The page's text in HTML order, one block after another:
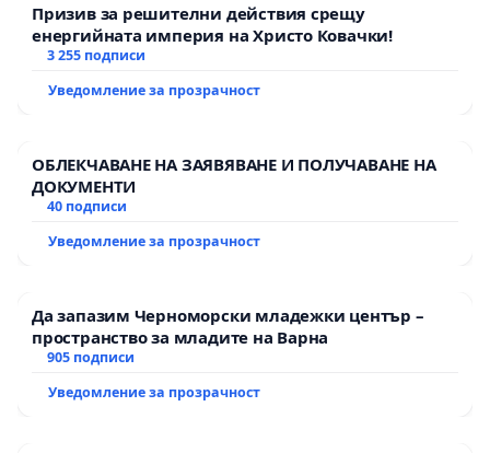
Призив за решителни действия срещу
енергийната империя на Христо Ковачки!
3 255 подписи
Уведомление за прозрачност
ОБЛЕКЧАВАНЕ НА ЗАЯВЯВАНЕ И ПОЛУЧАВАНЕ НА
ДОКУМЕНТИ
40 подписи
Уведомление за прозрачност
Да запазим Черноморски младежки център –
пространство за младите на Варна
905 подписи
Уведомление за прозрачност